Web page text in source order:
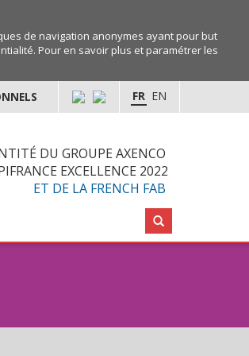
de navigation anonymes ayant pour but
Pour en savoir plus et paramétrer les
EN
FR
DU GROUPE AXENCO
EXCELLENCE 2022
ET DE LA FRENCH FAB